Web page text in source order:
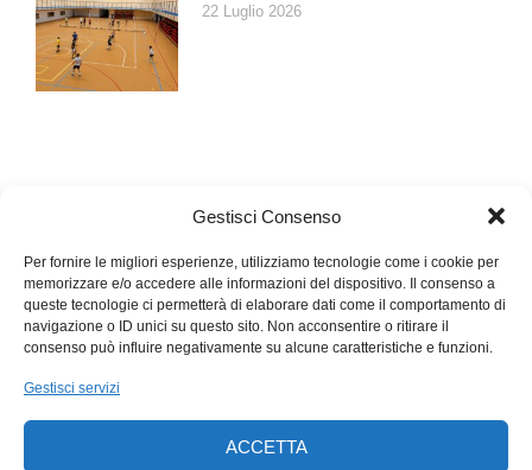
Gestisci Consenso
Per fornire le migliori esperienze, utilizziamo tecnologie come i cookie per
memorizzare e/o accedere alle informazioni del dispositivo. Il consenso a
queste tecnologie ci permetterà di elaborare dati come il comportamento di
navigazione o ID unici su questo sito. Non acconsentire o ritirare il
consenso può influire negativamente su alcune caratteristiche e funzioni.
Gestisci servizi
ACCETTA
22 Luglio 2026